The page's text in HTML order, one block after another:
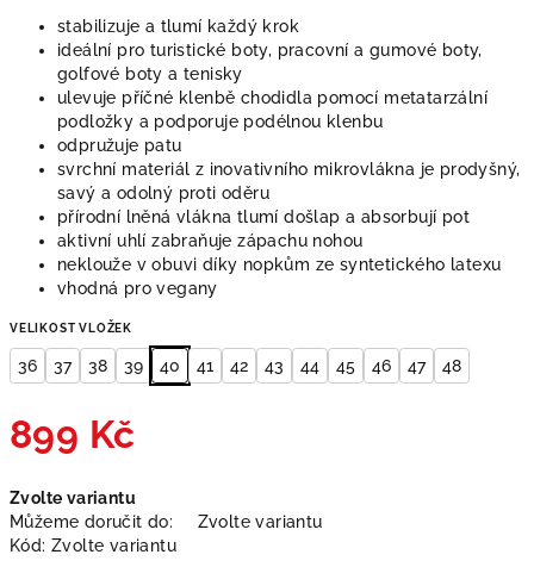
stabilizuje a tlumí každý krok
ideální pro turistické boty, pracovní a gumové boty,
golfové boty a tenisky
ulevuje příčné klenbě chodidla pomocí metatarzální
podložky a podporuje podélnou klenbu
odpružuje patu
svrchní materiál z inovativního mikrovlákna je prodyšný,
savý a odolný proti oděru
přírodní lněná vlákna tlumí došlap a absorbují pot
aktivní uhlí zabraňuje zápachu nohou
neklouže v obuvi díky nopkům ze syntetického latexu
vhodná pro vegany
VELIKOST VLOŽEK
36 37 38 39 40 41 42 43 44 45 46 47 48
899 Kč
cena:
Zvolte variantu
Můžeme doručit do:
Zvolte variantu
Kód: Zvolte variantu